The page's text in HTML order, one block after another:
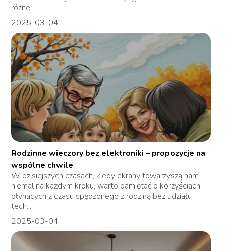
różne...
2025-03-04
Rodzinne wieczory bez elektroniki – propozycje na
wspólne chwile
W dzisiejszych czasach, kiedy ekrany towarzyszą nam
niemal na każdym kroku, warto pamiętać o korzyściach
płynących z czasu spędzonego z rodziną bez udziału
tech...
2025-03-04